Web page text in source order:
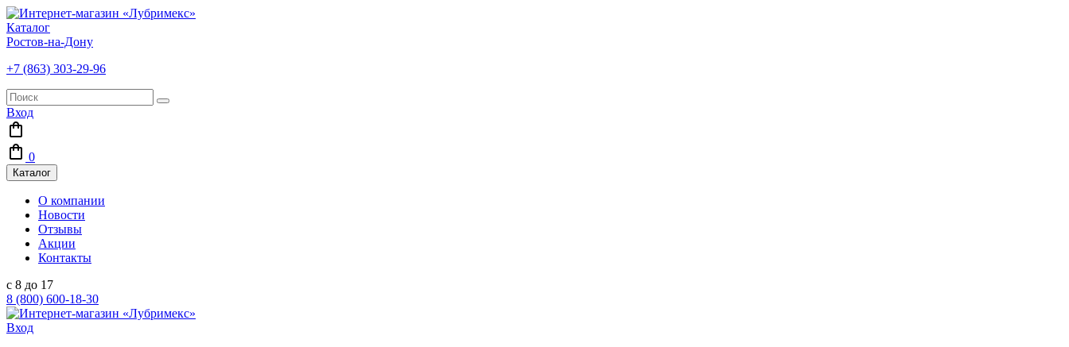
Каталог
Ростов-на-Дону
+7 (863) 303-29-96
Вход
0
Каталог
О компании
Новости
Отзывы
Акции
Контакты
с 8 до 17
8 (800) 600-18-30
Вход